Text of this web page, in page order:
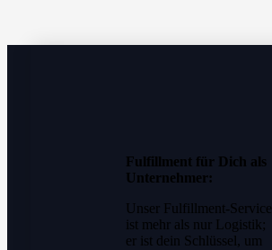
Fulfillment für Dich als
Unternehmer:
Unser Fulfillment-Service
ist mehr als nur Logistik;
er ist dein Schlüssel, um